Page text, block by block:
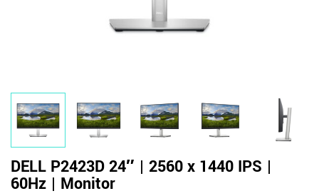
DELL P2423D 24″ | 2560 x 1440 IPS |
60Hz | Monitor